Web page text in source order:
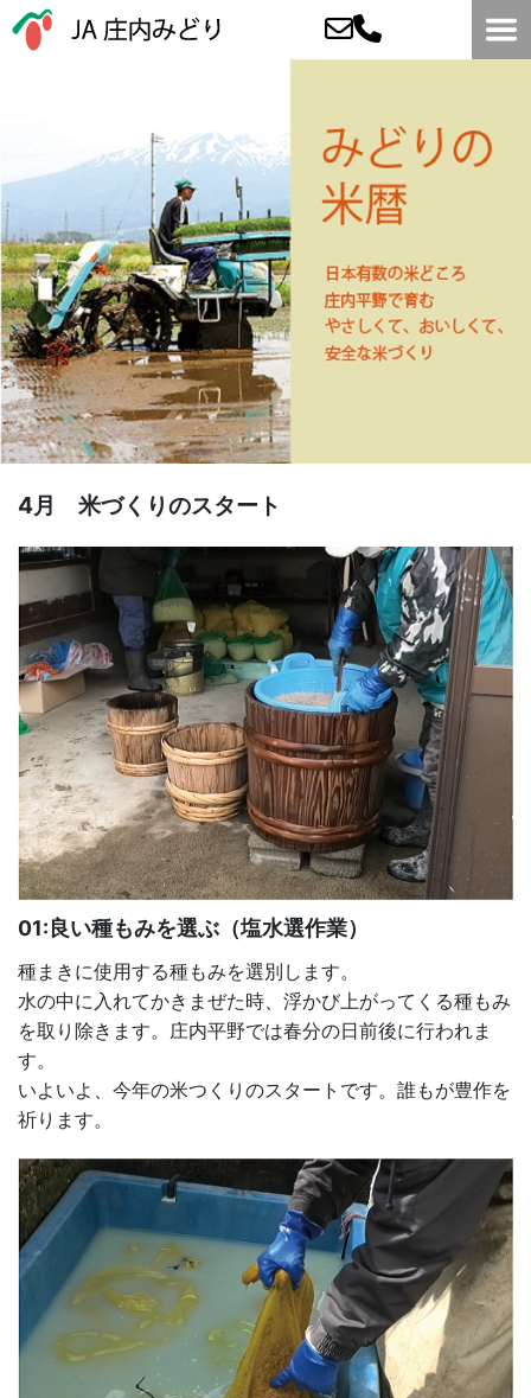
4月 米づくりのスタート
01:良い種もみを選ぶ（塩水選作業）
種まきに使用する種もみを選別します。
水の中に入れてかきまぜた時、浮かび上がってくる種もみ
を取り除きます。庄内平野では春分の日前後に行われま
す。
いよいよ、今年の米つくりのスタートです。誰もが豊作を
祈ります。